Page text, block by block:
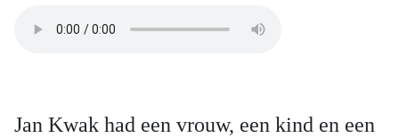
Jan Kwak had een vrouw, een kind en een